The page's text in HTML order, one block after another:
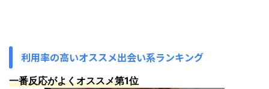
利用率の高いオススメ出会い系ランキング
一番反応がよくオススメ第1位